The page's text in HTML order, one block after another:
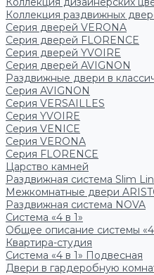
Коллекция раздвижных
Серия дверей VERONA
Серия дверей FLORENCE
Серия дверей YVOIRE
Серия дверей AVIGNON
Раздвижные двери в
Серия AVIGNON
Серия VERSAILLES
Серия YVOIRE
Серия VENICE
Серия VERONA
Серия FLORENCE
Царство камней
Раздвижная система Slim
Межкомнатные двери
Раздвижная система NOVA
Система «4 в 1»
Общее описание системы «4
Квартира-студия
Система «4 в 1» Подвесная
Двери в гардеробную